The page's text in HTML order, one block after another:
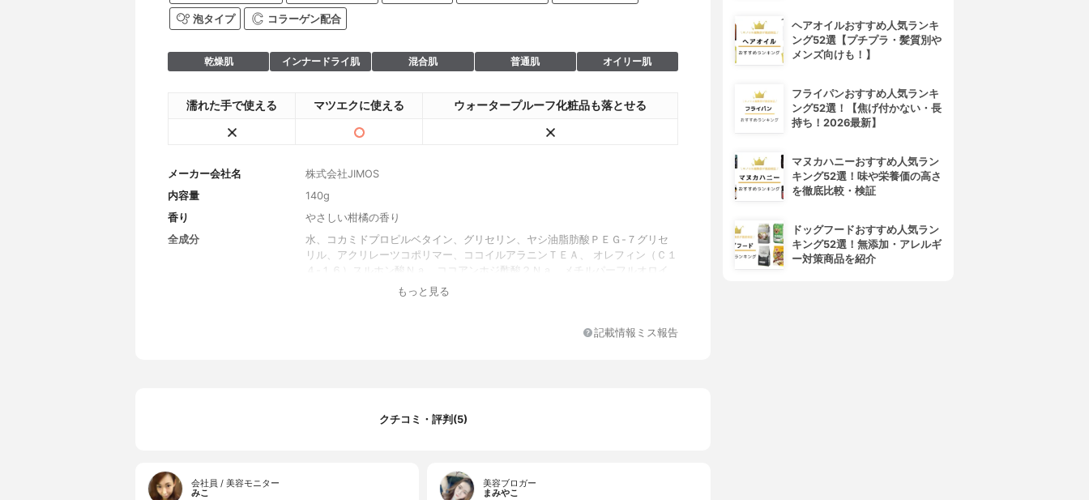
泡タイプ コラーゲン配合
乾燥肌 インナードライ肌 混合肌 普通肌 オイリー肌
濡れた手で使える マツエクに使える ウォータープルーフ化粧品も落とせる
メーカー会社名
株式会社JIMOS
内容量
140g
香り
やさしい柑橘の香り
全成分
水、コカミドプロピルベタイン、グリセリン、ヤシ油脂肪酸ＰＥＧ-７グリセ
リル、アクリレーツコポリマー、ココイルアラニンＴＥＡ、 オレフィン（Ｃ１
４-１６）スルホン酸Ｎａ、ココアンホジ酢酸２Ｎａ、メチルパーフルオロイ
ソブチルエーテル、アーチチョーク葉エキス、イソステアリン酸ＰＧ、エチル
イマージリノレイルビス(ベヘニル/イソステアリル/フィトステリル)、ナイア
メチコン、オレイン酸ポリグリセリル-１０、コレステロール、ステアリン酸
もっと見る
記載情報ミス報告
クチコミ・評判(5)
会社員 / 美容モニター
みこ
美容ブロガー
まみやこ
ヘアオイルおすすめ人気ランキ
ング52選【プチプラ・髪質別や
メンズ向けも！】
フライパンおすすめ人気ランキ
ング52選！【焦げ付かない・長
持ち！2026最新】
マヌカハニーおすすめ人気ラン
キング52選！味や栄養価の高さ
を徹底比較・検証
ドッグフードおすすめ人気ラン
キング52選！無添加・アレルギ
ー対策商品を紹介